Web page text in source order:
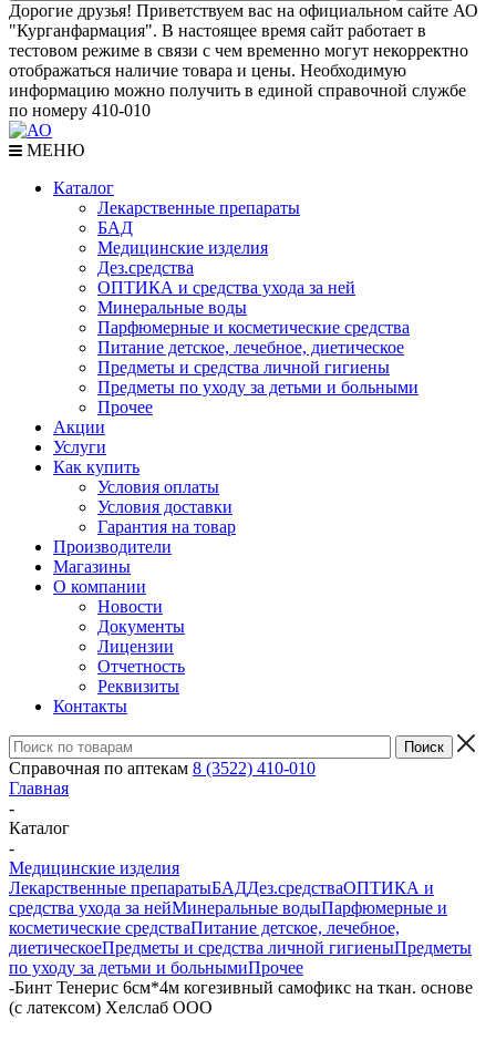
Дорогие друзья! Приветствуем вас на официальном сайте АО
"Курганфармация". В настоящее время сайт работает в
тестовом режиме в связи с чем временно могут некорректно
отображаться наличие товара и цены. Необходимую
информацию можно получить в единой справочной службе
по номеру 410-010
МЕНЮ
Каталог
Лекарственные препараты
БАД
Медицинские изделия
Дез.средства
ОПТИКА и средства ухода за ней
Минеральные воды
Парфюмерные и косметические средства
Питание детское, лечебное, диетическое
Предметы и средства личной гигиены
Предметы по уходу за детьми и больными
Прочее
Акции
Услуги
Как купить
Условия оплаты
Условия доставки
Гарантия на товар
Производители
Магазины
О компании
Новости
Документы
Лицензии
Отчетность
Реквизиты
Контакты
Справочная по аптекам 8 (3522) 410-010
Главная
-
Каталог
-
Медицинские изделия
Лекарственные препаратыБАДДез.средстваОПТИКА и
средства ухода за нейМинеральные водыПарфюмерные и
косметические средстваПитание детское, лечебное,
диетическоеПредметы и средства личной гигиеныПредметы
по уходу за детьми и больнымиПрочее
-Бинт Тенерис 6см*4м когезивный самофикс на ткан. основе
(с латексом) Хелслаб ООО